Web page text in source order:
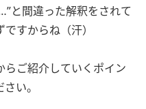
と間違った解釈をされて
すからね（汗）
らご紹介していくポイン
い。